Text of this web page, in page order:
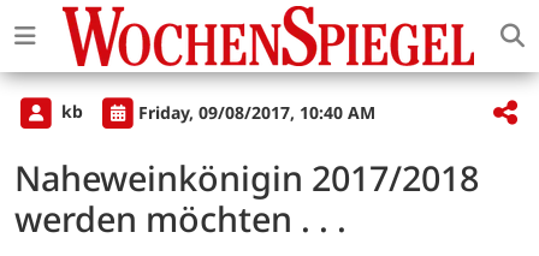
kb Friday, 09/08/2017, 10:40 AM
Naheweinkönigin 2017/2018
werden möchten . . .